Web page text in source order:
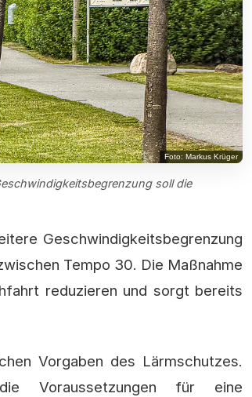
Foto: Markus Krüger
soll die
Geschwindigkeitsbegrenzung
Tempo 30. Die Maßnahme
reduzieren und sorgt bereits
Vorgaben des Lärmschutzes.
Voraussetzungen für eine